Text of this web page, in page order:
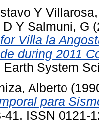
Y
D Y Salmuni, G
Villa la
during 2011
Earth System
Alberto
para
41. ISSN 0121-